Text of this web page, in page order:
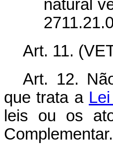
natural
Art. 11.
Art. 12.
que trata a
leis ou os
Complementar.